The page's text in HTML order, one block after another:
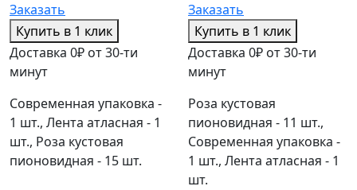
Заказать
Купить в 1 клик
Доставка 0₽ от 30-ти
минут
Современная упаковка -
1 шт., Лента атласная - 1
шт., Роза кустовая
пионовидная - 15 шт.
Заказать
Купить в 1 клик
Доставка 0₽ от 30-ти
минут
Роза кустовая
пионовидная - 11 шт.,
Современная упаковка -
1 шт., Лента атласная - 1
шт.